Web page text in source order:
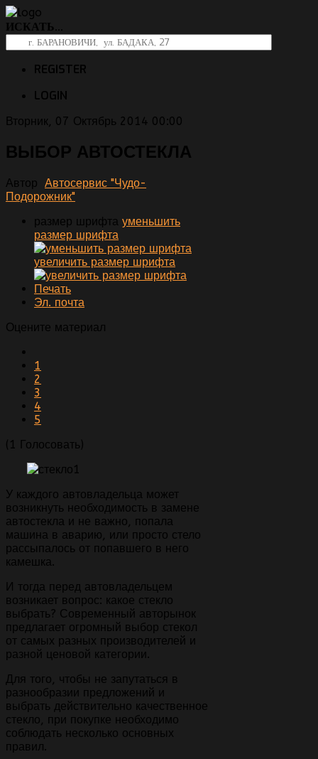
ИСКАТЬ...
REGISTER
LOGIN
Вторник, 07 Октябрь 2014 00:00
ВЫБОР АВТОСТЕКЛА
Автор Автосервис "Чудо-
Подорожник"
размер шрифта уменьшить
размер шрифта
увеличить размер шрифта
Печать
Эл. почта
Оцените материал
1
2
3
4
5
(1 Голосовать)
У каждого автовладельца может
возникнуть необходимость в замене
автостекла и не важно, попала
машина в аварию, или просто стело
рассыпалось от попавшего в него
камешка.
И тогда перед автовладельцем
возникает вопрос: какое стекло
выбрать? Современный авторынок
предлагает огромный выбор стекол
от самых разных производителей и
разной ценовой категории.
Для того, чтобы не запутаться в
разнообразии предложений и
выбрать действительно качественное
стекло, при покупке необходимо
соблюдать несколько основных
правил.